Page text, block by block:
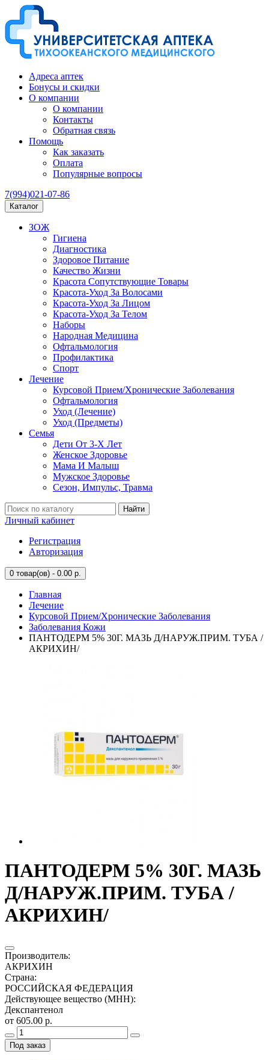
Адреса аптек
Бонусы и скидки
О компании
О компании
Контакты
Обратная связь
Помощь
Как заказать
Оплата
Популярные вопросы
7(994)021-07-86
Каталог
ЗОЖ
Гигиена
Диагностика
Здоровое Питание
Качество Жизни
Красота Сопутствующие Товары
Красота-Уход За Волосами
Красота-Уход За Лицом
Красота-Уход За Телом
Наборы
Народная Медицина
Офтальмология
Профилактика
Спорт
Лечение
Курсовой Прием/Хронические Заболевания
Офтальмология
Уход (Лечение)
Уход (Предметы)
Семья
Дети От 3-Х Лет
Женское Здоровье
Мама И Малыш
Мужское Здоровье
Сезон, Импульс, Травма
Найти
Личный кабинет
Регистрация
Авторизация
0 товар(ов) - 0.00 р.
Главная
Лечение
Курсовой Прием/Хронические Заболевания
Заболевания Кожи
ПАНТОДЕРМ 5% 30Г. МАЗЬ Д/НАРУЖ.ПРИМ. ТУБА /
АКРИХИН/
ПАНТОДЕРМ 5% 30Г. МАЗЬ
Д/НАРУЖ.ПРИМ. ТУБА /
АКРИХИН/
Производитель:
АКРИХИН
Страна:
РОССИЙСКАЯ ФЕДЕРАЦИЯ
Действующее вещество (МНН):
Декспантенол
от 605.00 р.
Под заказ